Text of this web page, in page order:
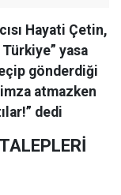
Hayati Çetin,
Türkiye” yasa
gönderdiği
atmazken
dedi